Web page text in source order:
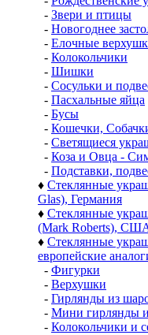
- Звери и птицы
- Новогоднее
- Елочные
- Колокольчики
- Шишки
- Сосульки и
- Пасхальные яйца
- Бусы
- Кошечки,
- Светящиеся
- Коза и Овца -
- Подставки,
♦ Стеклянные
Glas), Германия
♦ Стеклянные
(Mark Roberts),
♦ Стеклянные
европейские
- Фигурки
- Верхушки
- Гирлянды из
- Мини гирлянды и
- Колокольчики и